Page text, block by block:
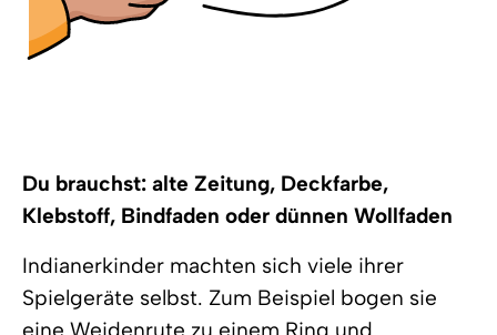
Du brauchst: alte Zeitung, Deckfarbe,
Klebstoff, Bindfaden oder dünnen Wollfaden
Indianerkinder machten sich viele ihrer
Spielgeräte selbst. Zum Beispiel bogen sie